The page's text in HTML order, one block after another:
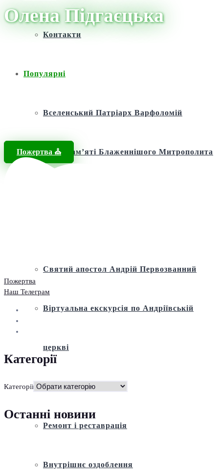
Контакти
Популярні
Вселенський Патріарх Варфоломій
Фонд пам’яті Блаженнішого Митрополита
Святий апостол Андрій Первозванний
Віртуальна екскурсія по Андріївській
церкві
Історія
Ремонт і реставрація
Внутрішнє оздоблення
Пожертва ⛪️
Олена Підгаєцька
Пожертва
Наш Телеграм
Категорії
Категорії
Останні новини